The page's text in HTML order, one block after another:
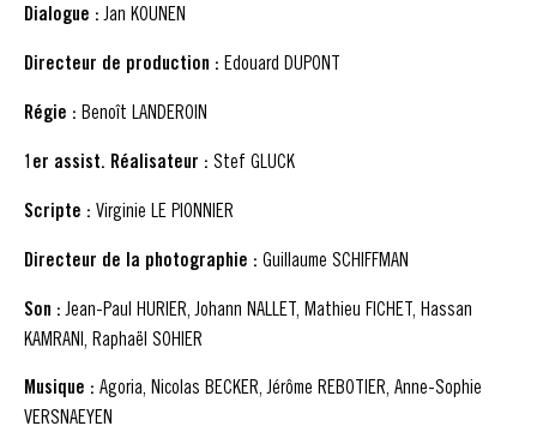
Dialogue : Jan KOUNEN
Directeur de production : Edouard DUPONT
Régie : Benoît LANDEROIN
1er assist. Réalisateur : Stef GLUCK
Scripte : Virginie LE PIONNIER
Directeur de la photographie : Guillaume SCHIFFMAN
Son : Jean-Paul HURIER, Johann NALLET, Mathieu FICHET, Hassan
KAMRANI, Raphaël SOHIER
Musique : Agoria, Nicolas BECKER, Jérôme REBOTIER, Anne-Sophie
VERSNAEYEN